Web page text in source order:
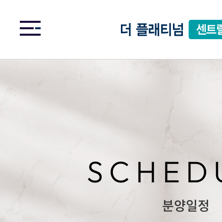
분양일정